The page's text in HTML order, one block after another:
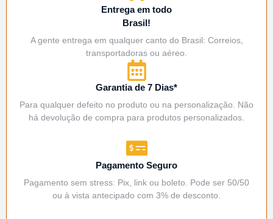
Entrega em todo
Brasil!
A gente entrega em qualquer canto do Brasil: Correios,
transportadoras ou aéreo.
Garantia de 7 Dias*
Para qualquer defeito no produto ou na personalização. Não
há devolução de compra para produtos personalizados.
Pagamento Seguro
Pagamento sem stress: Pix, link ou boleto. Pode ser 50/50
ou à vista antecipado com 3% de desconto.